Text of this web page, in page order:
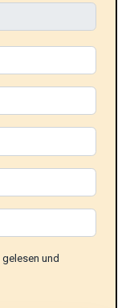
gelesen und